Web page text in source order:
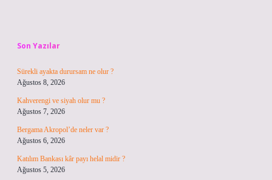
Son Yazılar
Sürekli ayakta durursam ne olur ?
Ağustos 8, 2026
Kahverengi ve siyah olur mu ?
Ağustos 7, 2026
Bergama Akropol’de neler var ?
Ağustos 6, 2026
Katılım Bankası kâr payı helal midir ?
Ağustos 5, 2026